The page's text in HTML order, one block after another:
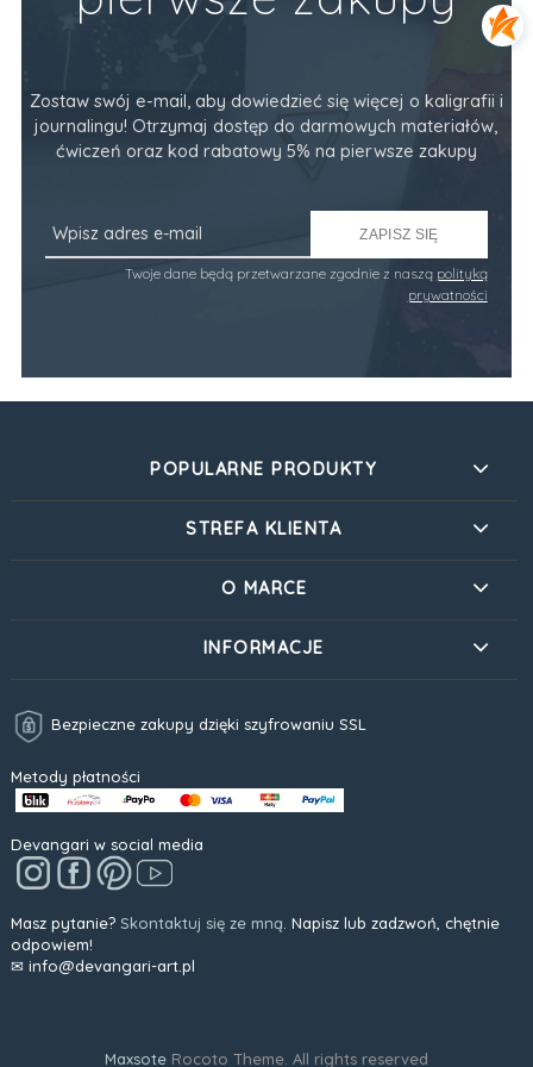
Zostaw swój e-mail, aby dowiedzieć się więcej o kaligrafii i
journalingu! Otrzymaj dostęp do darmowych materiałów,
ćwiczeń oraz kod rabatowy 5% na pierwsze zakupy
ZAPISZ SIĘ
Twoje dane będą przetwarzane zgodnie z naszą polityką
prywatności
POPULARNE PRODUKTY
STREFA KLIENTA
O MARCE
INFORMACJE
Bezpieczne zakupy dzięki szyfrowaniu SSL
Metody płatności
Devangari w social media
Masz pytanie? Skontaktuj się ze mną. Napisz lub zadzwoń, chętnie
odpowiem!
✉ info@devangari-art.pl
Maxsote Rocoto Theme. All rights reserved